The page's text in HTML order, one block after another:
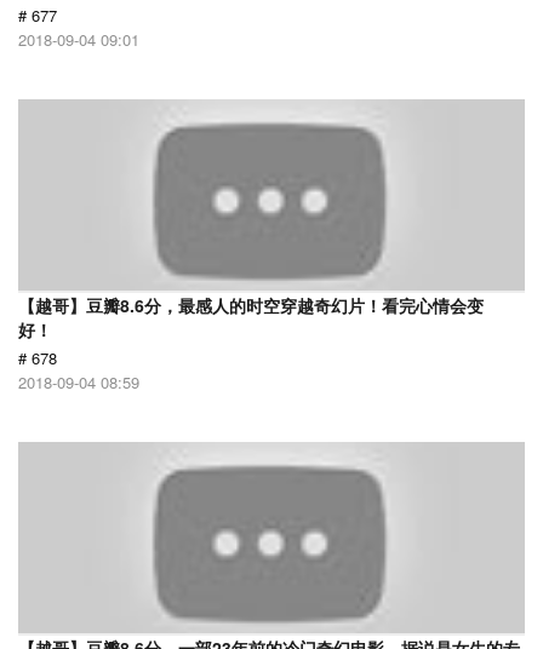
# 677
2018-09-04 09:01
【越哥】豆瓣8.6分，最感人的时空穿越奇幻片！看完心情会变
好！
# 678
2018-09-04 08:59